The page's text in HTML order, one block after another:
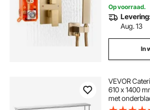
Op voorraad.
Aug. 13
In
VEVOR
610 x 1400
met
uitschuifbaar